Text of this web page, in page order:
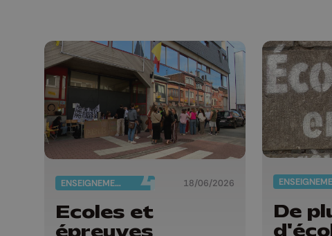
pharmacienne"
ENSEIGNEMENT 18/06/2026
Ecoles et
épreuves
De